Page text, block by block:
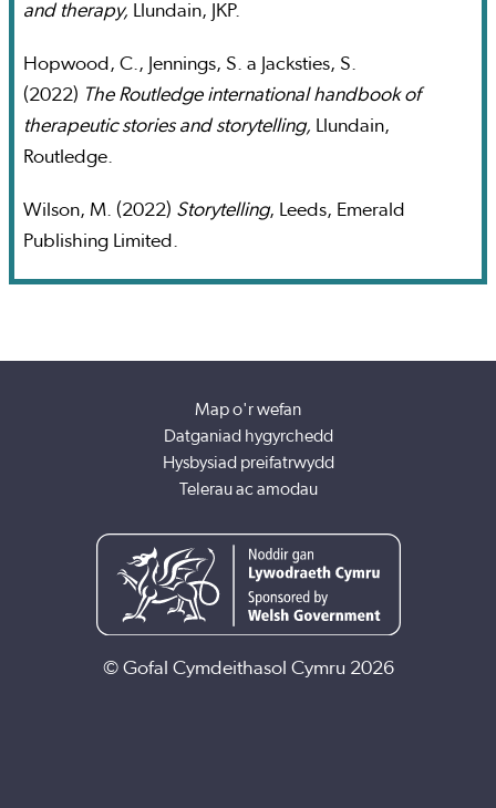
and therapy, Llundain, JKP.
Hopwood, C., Jennings, S. a Jacksties, S.
(2022) The Routledge international handbook of
therapeutic stories and storytelling, Llundain,
Routledge.
Wilson, M. (2022) Storytelling, Leeds, Emerald
Publishing Limited.
Map o'r wefan
Datganiad hygyrchedd
Hysbysiad preifatrwydd
Telerau ac amodau
© Gofal Cymdeithasol Cymru 2026